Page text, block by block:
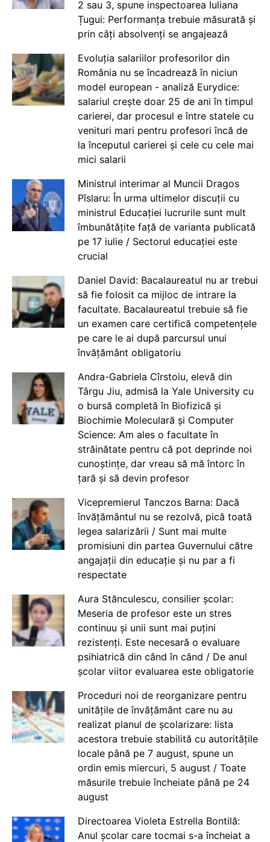
2 sau 3, spune inspectoarea Iuliana
Țugui: Performanța trebuie măsurată și
prin câți absolvenți se angajează
Evoluția salariilor profesorilor din
România nu se încadrează în niciun
model european - analiză Eurydice:
salariul crește doar 25 de ani în timpul
carierei, dar procesul e între statele cu
venituri mari pentru profesori încă de
la începutul carierei și cele cu cele mai
mici salarii
Ministrul interimar al Muncii Dragos
Pîslaru: În urma ultimelor discuții cu
ministrul Educației lucrurile sunt mult
îmbunătățite față de varianta publicată
pe 17 iulie / Sectorul educației este
crucial
Daniel David: Bacalaureatul nu ar trebui
să fie folosit ca mijloc de intrare la
facultate. Bacalaureatul trebuie să fie
un examen care certifică competențele
pe care le ai după parcursul unui
învățământ obligatoriu
Andra-Gabriela Cîrstoiu, elevă din
Târgu Jiu, admisă la Yale University cu
o bursă completă în Biofizică și
Biochimie Moleculară și Computer
Science: Am ales o facultate în
străinătate pentru că pot deprinde noi
cunoștințe, dar vreau să mă întorc în
țară și să devin profesor
Vicepremierul Tanczos Barna: Dacă
învățământul nu se rezolvă, pică toată
legea salarizării / Sunt mai multe
promisiuni din partea Guvernului către
angajații din educație și nu par a fi
respectate
Aura Stănculescu, consilier școlar:
Meseria de profesor este un stres
continuu și unii sunt mai puțini
rezistenți. Este necesară o evaluare
psihiatrică din când în când / De anul
școlar viitor evaluarea este obligatorie
Proceduri noi de reorganizare pentru
unitățile de învățământ care nu au
realizat planul de școlarizare: lista
acestora trebuie stabilită cu autoritățile
locale până pe 7 august, spune un
ordin emis miercuri, 5 august / Toate
măsurile trebuie încheiate până pe 24
august
Directoarea Violeta Estrella Bontilă:
Anul școlar care tocmai s-a încheiat a